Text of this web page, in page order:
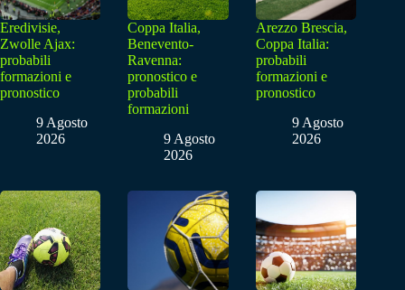
Eredivisie,
Zwolle Ajax:
probabili
formazioni e
pronostico
9 Agosto
2026
Coppa Italia,
Benevento-
Ravenna:
pronostico e
probabili
formazioni
9 Agosto
2026
Arezzo Brescia,
Coppa Italia:
probabili
formazioni e
pronostico
9 Agosto
2026